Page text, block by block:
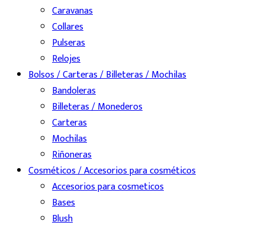
Caravanas
Collares
Pulseras
Relojes
Bolsos / Carteras / Billeteras / Mochilas
Bandoleras
Billeteras / Monederos
Carteras
Mochilas
Riñoneras
Cosméticos / Accesorios para cosméticos
Accesorios para cosmeticos
Bases
Blush